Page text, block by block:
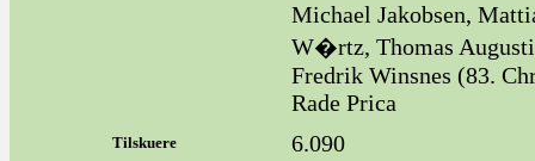
Michael Jakobsen,
W�rtz, Thomas
Fredrik Winsnes (83.
Rade Prica
Tilskuere 6.090